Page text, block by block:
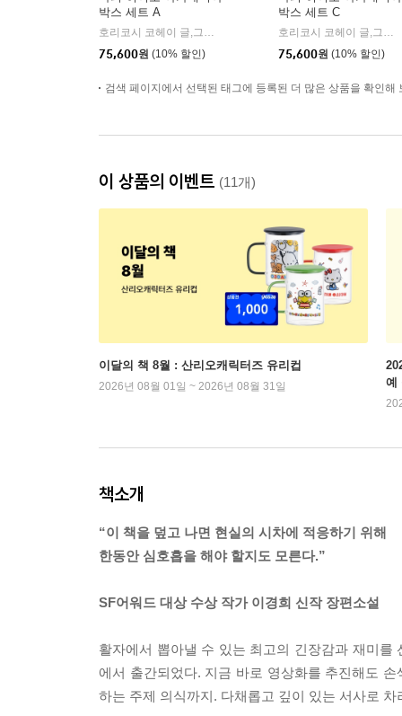
박스 세트 A
호리코시 코헤이 글,그림/오경화 역
서울미디어코믹스(서울문
75,600원 (10% 할인)
박스 세트 C
호리코시 코헤이 글,그림/오경화 역
75,600원 (10% 할인)
검색 페이지에서 선택된 태그에 등록된 더 많은 상품을 확인해
이 상품의 이벤트 (11개)
이달의 책 8월 : 산리오캐릭터즈 유리컵
2026년 08월 01일 ~ 2026년 08월 31일
예
책소개
“이 책을 덮고 나면 현실의 시차에 적응하기 위해
한동안 심호흡을 해야 할지도 모른다.”
SF어워드 대상 수상 작가 이경희 신작 장편소설
활자에서 뽑아낼 수 있는 최고의 긴장감과 재미
에서 출간되었다. 지금 바로 영상화를 추진해도
하는 주제 의식까지. 다채롭고 깊이 있는 서사로